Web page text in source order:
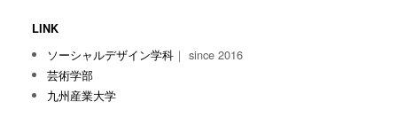
LINK
ソーシャルデザイン学科 ｜ since 2016
芸術学部
九州産業大学